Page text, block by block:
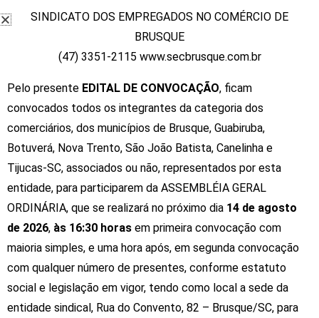
Últimos: Novidades no Atendimento
Novo Aplicativo do Sec Brusque
Lançamento do APP SEC BRUSQUE
Avisos
AVISOS
23 de outubro de 2019 dwd_admin
Lançamento do APP SEC
BRUSQUE
SINDICATO DOS EMPREGADOS NO COMÉRCIO DE
BRUSQUE
(47) 3351-2115 www.secbrusque.com.br
Pelo presente EDITAL DE CONVOCAÇÃO, ficam
convocados todos os integrantes da categoria dos
comerciários, dos municípios de Brusque, Guabiruba,
Botuverá, Nova Trento, São João Batista, Canelinha e
Tijucas-SC, associados ou não, representados por esta
entidade, para participarem da ASSEMBLÉIA GERAL
ORDINÁRIA, que se realizará no próximo dia 14 de agosto
de 2026, às 16:30 horas em primeira convocação com
maioria simples, e uma hora após, em segunda convocação
com qualquer número de presentes, conforme estatuto
social e legislação em vigor, tendo como local a sede da
entidade sindical, Rua do Convento, 82 – Brusque/SC, para